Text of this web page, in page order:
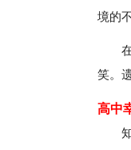
境的
笑。
高中